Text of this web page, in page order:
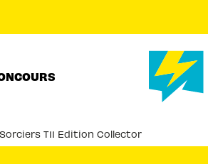
T11 Edition Collector